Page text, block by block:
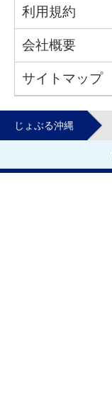
利用規約
会社概要
サイトマップ
じょぶる沖縄